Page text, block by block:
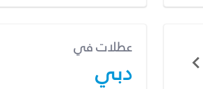
عطلات في
دبي